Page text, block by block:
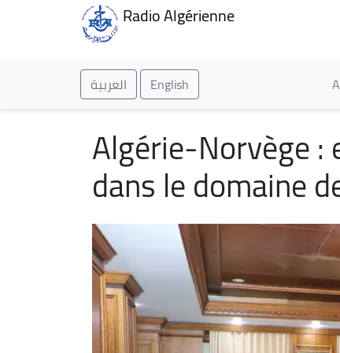
Radio Algérienne
العربية English
Algérie-Norvège :
dans le domaine